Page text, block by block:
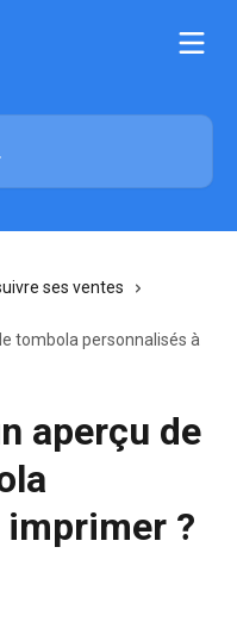
ses ventes
tombola personnalisés à
aperçu de
?